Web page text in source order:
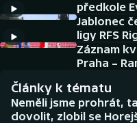
Americký fotbal
Baseball a softbal
Basketbal
Biatlon
NEPŘEHLÉDNĚTE
Soutěže
Historické návraty
Aplikace ČT sport
předkole
Jablonec
ligy RFS
Záznam
Praha –
Články k tématu
Neměli jsme prohrát,
dovolit, zlobil se